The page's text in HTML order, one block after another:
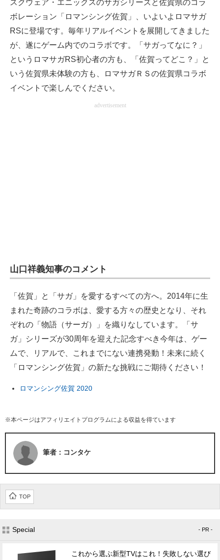
スクウェア・エニックスのサガシリーズと佐賀県のコラ
ボレーション「ロマンシング佐賀」、いよいよロマサガ
RSに登場です。毎年リアルイベントを展開してきました
が、遂にゲーム内でのコラボです。「サガってなに？」
というロマサガRS初心者の方も、「佐賀ってどこ？」と
いう佐賀県未体験の方も、ロマサガＲＳの佐賀県コラボ
イベントで楽しんでください。
advertisement
山口祥義知事のコメント
「佐賀」と「サガ」を愛するすべての方へ。2014年に生
まれた奇跡のコラボは、愛する方々の歴史となり、それ
ぞれの「物語（サーガ）」を織りなしています。「サ
ガ」シリーズが30周年を迎えた記念すべき今年は、ゲー
ムで、リアルで、これまでにない連携発動！未来に続く
「ロマンシング佐賀」の新たな挑戦にご期待ください！
ロマンシング佐賀 2020
※本ページはアフィリエイトプログラムによる収益を得ています
筆者：コンタケ
TOP
Special - PR -
これから選ぶ新型TVはこれ！失敗しない選び